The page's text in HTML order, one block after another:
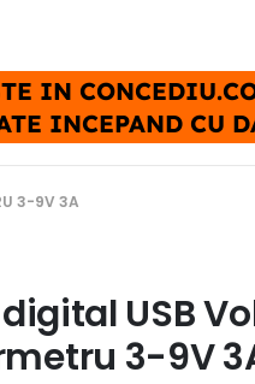
IN
INCEPAND CU
3-9V 3A
USB
3-9V